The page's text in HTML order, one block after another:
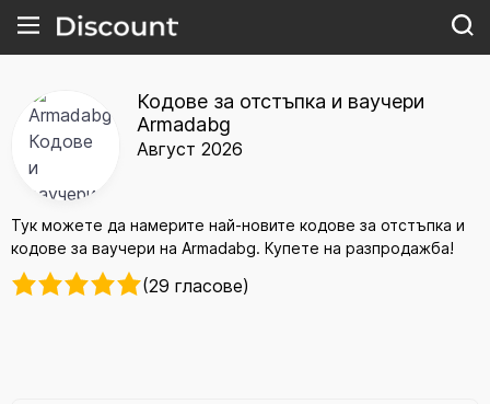
Кодове за отстъпка и ваучери
Armadabg
Август 2026
Тук можете да намерите най-новите кодове за отстъпка и
кодове за ваучери на Armadabg. Купете на разпродажба!
(29 гласове)